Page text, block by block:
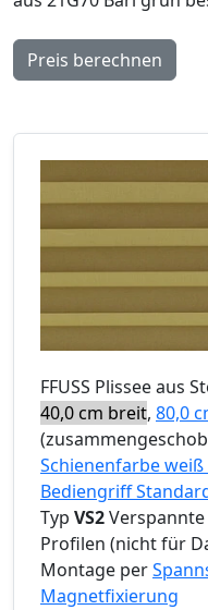
Preis berechnen
FFUSS Plissee aus
40,0 cm breit, 80,0
Schienenfarbe weiß
Bediengriff
Typ VS2
Profilen (nicht für
Montage per
Magnetfixierung